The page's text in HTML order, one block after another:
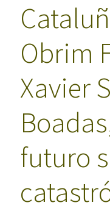
Obrim
Xavier
futuro